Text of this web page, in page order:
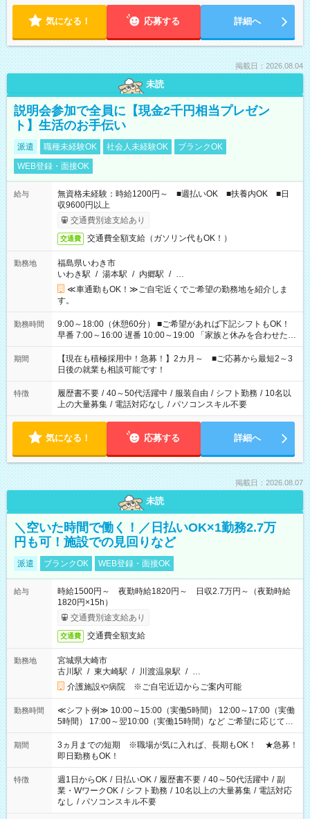
気になる！ 応募する 詳細へ
掲載日：2026.08.04
未読
説明会参加で全員に【現金2千円相当プレゼン
ト】生活のお手伝い
派遣 職種未経験OK 社会人未経験OK
ブランクOK
WEB登録・面接OK
給与
無資格未経験：時給1200円～ ■週払いOK ■扶養内OK ■日
収9600円以上
交通費別途支給あり
交通費 交通費全額支給（ガソリン代もOK！）
勤務地
福島県いわき市
いわき駅 / 湯本駅 / 内郷駅 / …
≪車通勤もOK！≫ご自宅近くでご希望の勤務地を紹介しま
す。
勤務時間
9:00～18:00（休憩60分） ■ご希望があれば下記シフトもOK！
早番 7:00～16:00 遅番 10:00～19:00 「家族と休みを合わせた
い」 「余裕を持って夕飯の準備がしたい」 「できれば残業はし
たくない」 など、ご希望を教えてくださいね。 ※Wワーク希望
の方へ 今ご覧のお仕事で希望する勤務時間と、もう1つのお仕事
の勤務時間。 合計で週40時間を超える場合は応募できません。
期間
【現在も積極採用中！急募！】2カ月～ ■ご応募から最短2～3
日後の就業も相談可能です！
特徴 履歴書不要 / 40～50代活躍中 / 服装自由 / シフト勤務 / 10名以
上の大量募集 / 電話対応なし / パソコンスキル不要
気になる！ 応募する 詳細へ
掲載日：2026.08.07
未読
＼空いた時間で働く！／日払いOK×1勤務2.7万
円も可！施設での見回りなど
派遣 ブランクOK WEB登録・面接OK
給与
時給1500円～ 夜勤時給1820円～ 日収2.7万円～（夜勤時給
1820円×15h）
交通費別途支給あり
交通費 交通費全額支給
勤務地
宮城県大崎市
古川駅 / 東大崎駅 / 川渡温泉駅 / …
介護施設や病院 ※ご自宅近辺からご案内可能
勤務時間
≪シフト例≫ 10:00～15:00（実働5時間） 12:00～17:00（実働
5時間） 17:00～翌10:00（実働15時間）など ご希望に応じて、
働く時間は調整できます！ お気軽に担当へ相談ください！
期間
3ヵ月までの短期 ※職場が気に入れば、長期もOK！ ★急募！
即日勤務もOK！
特徴 週1日からOK / 日払いOK / 履歴書不要 / 40～50代活躍中 / 副
業・WワークOK / シフト勤務 / 10名以上の大量募集 / 電話対応
なし / パソコンスキル不要